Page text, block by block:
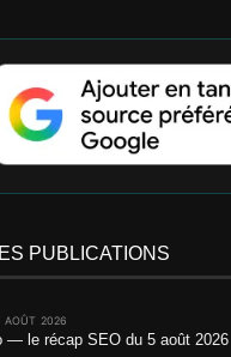
PUBLICATIONS
AOÛT 2026
— le récap SEO du 5 août 2026